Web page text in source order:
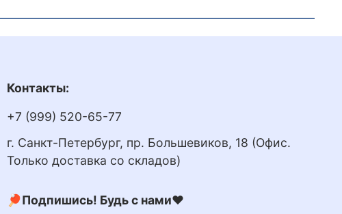
Скорость
108
Вращение
120
Контакты:
+7 (999) 520-65-77
г. Санкт-Петербург, пр. Большевиков, 18 (Офис.
Только доставка со складов)
🏓Подпишись! Будь с нами❤️